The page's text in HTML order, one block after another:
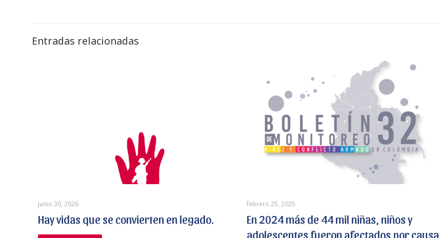
Entradas relacionadas
junio 30, 2026
Hay vidas que se convierten en legado.
febrero 25, 2025
En 2024 más de 44 mil niñas, niños y
adolescentes fueron afectados por causa